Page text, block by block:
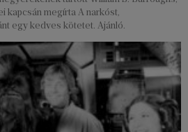
kapcsán megírta A narkóst,
egy kedves kötetet. Ajánló.